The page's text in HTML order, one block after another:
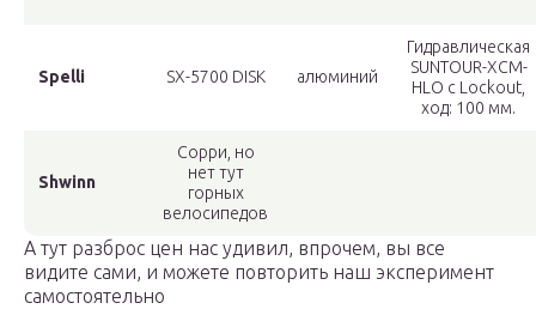
Spelli SX-5700 DISK алюминий
Гидравлическая
SUNTOUR-XCM-
HLO с Lockout,
ход: 100 мм.
Shwinn
Сорри, но
нет тут
горных
велосипедов
А тут разброс цен нас удивил, впрочем, вы все
видите сами, и можете повторить наш эксперимент
самостоятельно